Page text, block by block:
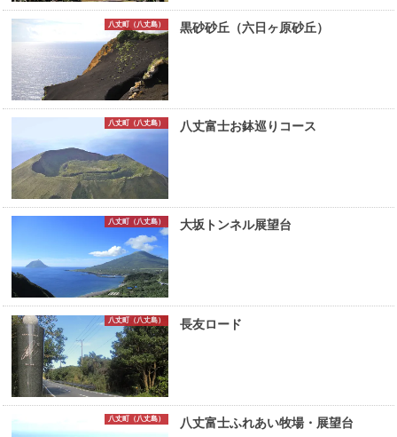
八丈町（八丈島） 黒砂砂丘（六日ヶ原砂丘）
八丈町（八丈島） 八丈富士お鉢巡りコース
八丈町（八丈島） 大坂トンネル展望台
八丈町（八丈島） 長友ロード
八丈町（八丈島） 八丈富士ふれあい牧場・展望台